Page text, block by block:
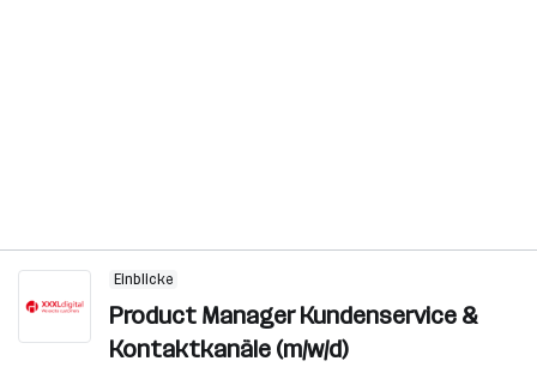
Einblicke
Product Manager Kundenservice &
Kontaktkanäle (m/w/d)